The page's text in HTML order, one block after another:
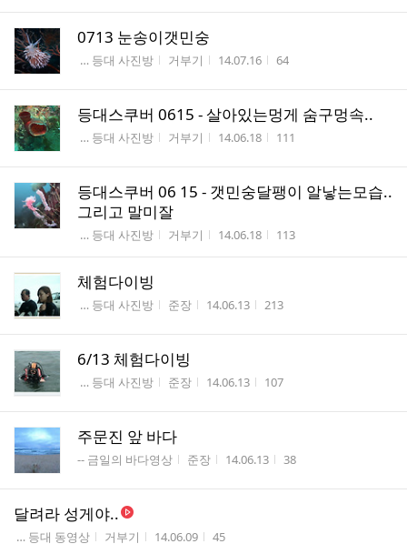
0713 눈송이갯민숭
게시판명
 … 등대 사진방 작성자
거부기 작성시간
14.07.16 조회수
64
등대스쿠버 0615 - 살아있는멍게 숨구멍속..
게시판명
 … 등대 사진방 작성자
거부기 작성시간
14.06.18 조회수
111
등대스쿠버 06 15 - 갯민숭달팽이 알낳는모습..
그리고 말미잘
게시판명
 … 등대 사진방 작성자
거부기 작성시간
14.06.18 조회수
113
체험다이빙
게시판명
 … 등대 사진방 작성자
준장 작성시간
14.06.13 조회수
213
6/13 체험다이빙
게시판명
 … 등대 사진방 작성자
준장 작성시간
14.06.13 조회수
107
주문진 앞 바다
게시판명
-- 금일의 바다영상 작성자
준장 작성시간
14.06.13 조회수
38
달려라 성게야..
게시판명
 … 등대 동영상 작성자
거부기 작성시간
14.06.09 조회수
45